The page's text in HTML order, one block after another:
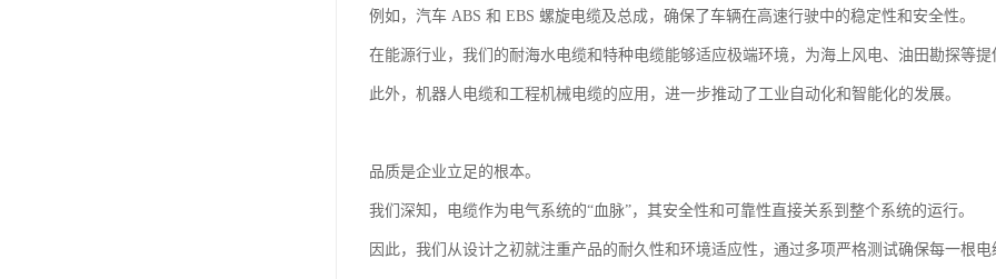
例如，汽车 ABS 和 EBS 螺旋电缆及总成，确保了车辆在高速行驶中的稳定性和安全性。
在能源行业，我们的耐海水电缆和特种电缆能够适应极端环境，为海上风电、油田勘探等
此外，机器人电缆和工程机械电缆的应用，进一步推动了工业自动化和智能化的发展。
品质是企业立足的根本。
我们深知，电缆作为电气系统的“血脉”，其安全性和可靠性直接关系到整个系统的运行。
因此，我们从设计之初就注重产品的耐久性和环境适应性，通过多项严格测试确保每一根